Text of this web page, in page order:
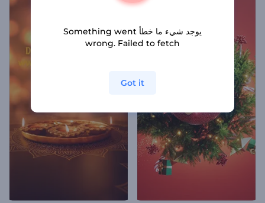
يوجد شيء ما خطأ Something went
wrong. Failed to fetch
Got it